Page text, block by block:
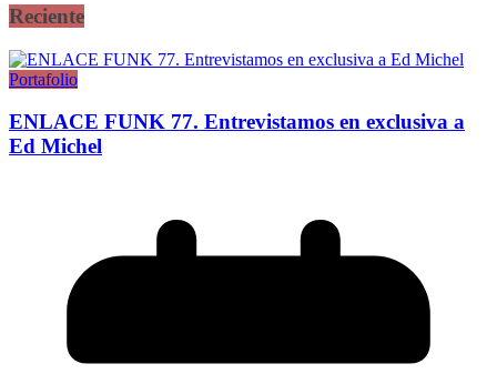
Reciente
Portafolio
ENLACE FUNK 77. Entrevistamos en exclusiva a
Ed Michel